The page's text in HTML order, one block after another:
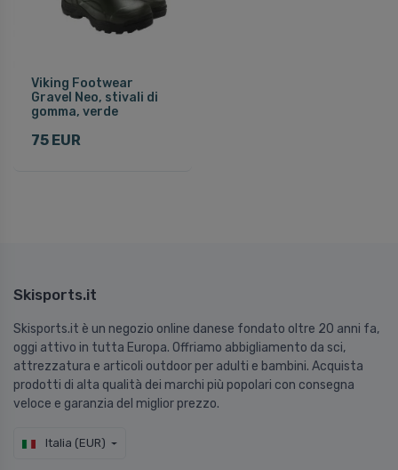
Viking Footwear
Gravel Neo, stivali di
gomma, verde
75 EUR
Skisports.it
Skisports.it è un negozio online danese fondato oltre 20 anni fa,
oggi attivo in tutta Europa. Offriamo abbigliamento da sci,
attrezzatura e articoli outdoor per adulti e bambini. Acquista
prodotti di alta qualità dei marchi più popolari con consegna
veloce e garanzia del miglior prezzo.
Italia (EUR)